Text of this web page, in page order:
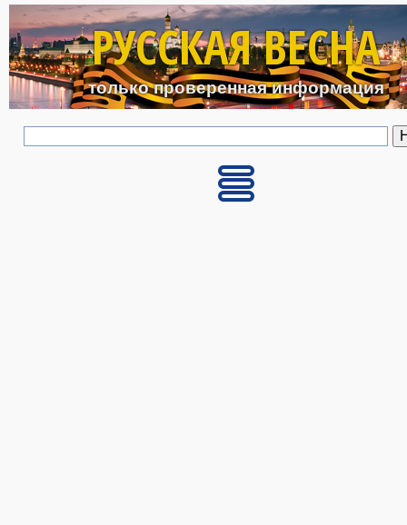
Перейти к основному
РУССКАЯ ВЕСНА
только проверенная информация